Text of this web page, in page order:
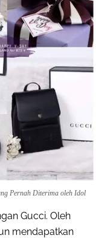
Pernah Diterima oleh Idol
Gucci. Oleh
mendapatkan